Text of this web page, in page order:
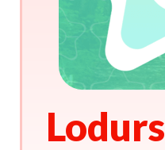
Lodurs